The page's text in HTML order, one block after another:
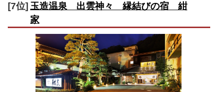
[7位] 玉造温泉 出雲神々 縁結びの宿 紺
家